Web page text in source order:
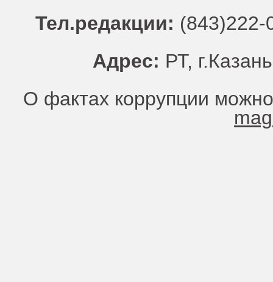
Тел.редакции:
Адрес: РТ,
О фактах коррупции